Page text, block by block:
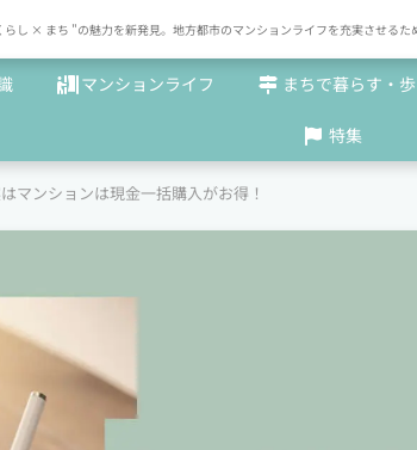
し × まち "の魅力を新発見。地方都市のマンションライフを充実させるた
マンションライフ まちで暮らす・歩
特集
マンションは現金一括購入がお得！